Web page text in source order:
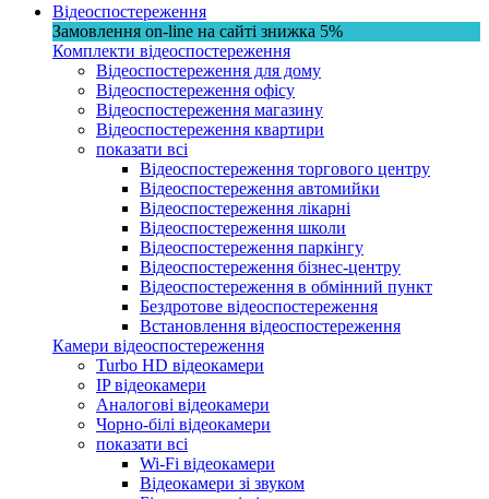
Відеоспостереження
Замовлення on-line на сайті знижка 5%
Комплекти відеоспостереження
Відеоспостереження для дому
Відеоспостереження офісу
Відеоспостереження магазину
Відеоспостереження квартири
показати всі
Відеоспостереження торгового центру
Відеоспостереження автомийки
Відеоспостереження лікарні
Відеоспостереження школи
Відеоспостереження паркінгу
Відеоспостереження бізнес-центру
Відеоспостереження в обмінний пункт
Бездротове відеоспостереження
Встановлення відеоспостереження
Камери відеоспостереження
Turbo HD відеокамери
IP відеокамери
Аналогові відеокамери
Чорно-білі відеокамери
показати всі
Wi-Fi відеокамери
Відеокамери зі звуком